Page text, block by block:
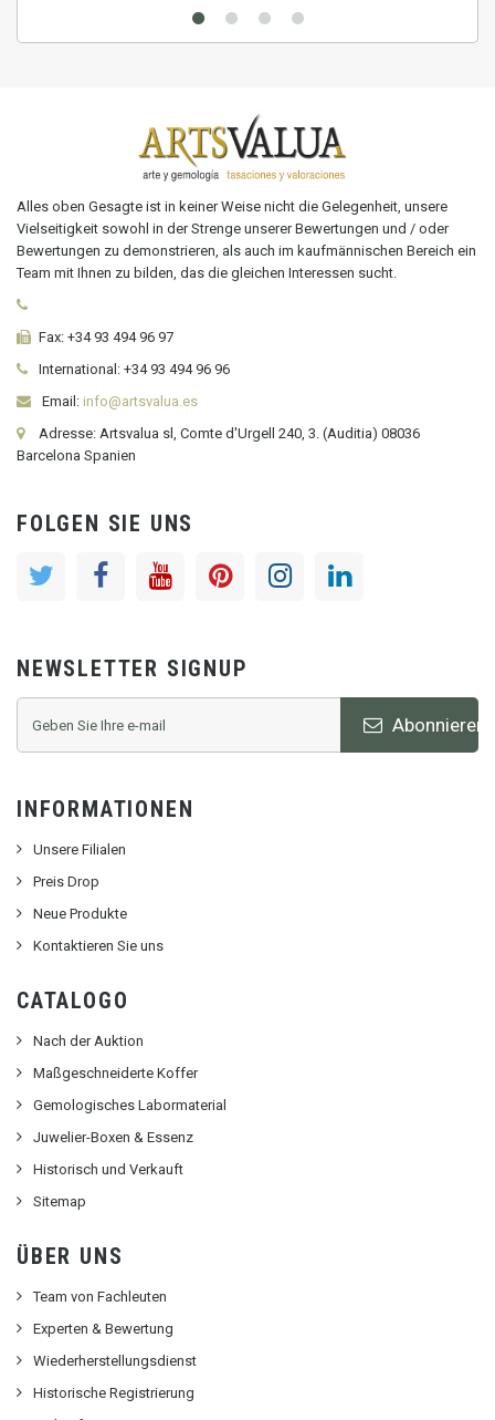
Alles oben Gesagte ist in keiner Weise nicht die Gelegenheit, unsere
Vielseitigkeit sowohl in der Strenge unserer Bewertungen und / oder
Bewertungen zu demonstrieren, als auch im kaufmännischen Bereich ein
Team mit Ihnen zu bilden, das die gleichen Interessen sucht.
Fax: +34 93 494 96 97
International: +34 93 494 96 96
Email: info@artsvalua.es
Adresse: Artsvalua sl, Comte d'Urgell 240, 3. (Auditia) 08036
Barcelona Spanien
FOLGEN SIE UNS
NEWSLETTER SIGNUP
Abonnieren
INFORMATIONEN
Unsere Filialen
Preis Drop
Neue Produkte
Kontaktieren Sie uns
CATALOGO
Nach der Auktion
Maßgeschneiderte Koffer
Gemologisches Labormaterial
Juwelier-Boxen & Essenz
Historisch und Verkauft
Sitemap
ÜBER UNS
Team von Fachleuten
Experten & Bewertung
Wiederherstellungsdienst
Historische Registrierung